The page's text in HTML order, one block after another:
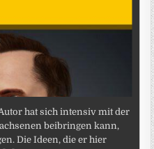
hat sich intensiv mit der
beibringen kann,
Die Ideen, die er hier